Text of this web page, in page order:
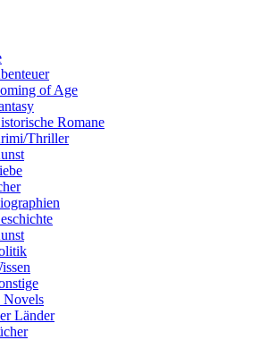
of Age
Romane
Thriller
Novels
Länder